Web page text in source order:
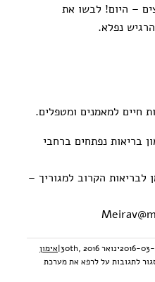
– היום! לבשו את
נפלא.
חיים למאמנים ומטפלים.
בריאות נפתחים ברחבי
הקרוב למגוריך –
2016-ינואר 30th, 2016 |אימון
לתגובות על לרפא את מערכת